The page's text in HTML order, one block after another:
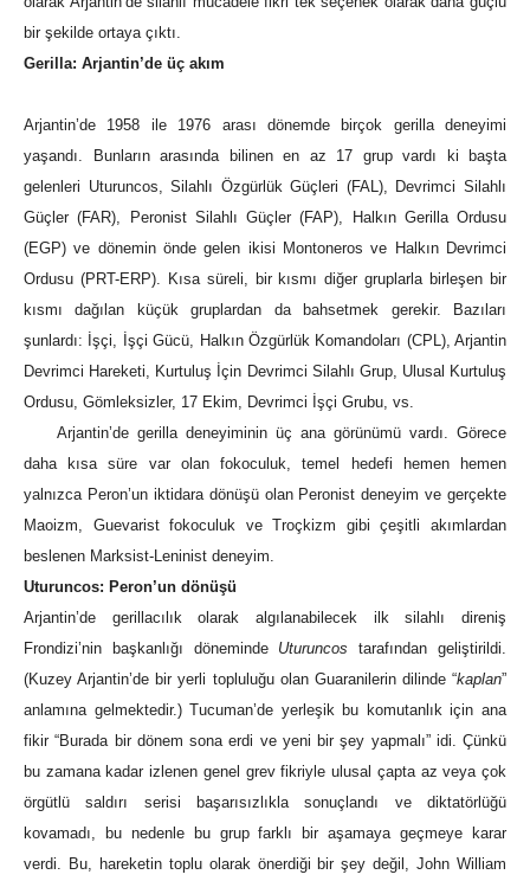
bir şekilde ortaya çıktı.
Gerilla: Arjantin’de üç akım
Arjantin’de 1958 ile 1976 arası dönemde birçok gerilla deneyimi
yaşandı. Bunların arasında bilinen en az 17 grup vardı ki başta
gelenleri Uturuncos, Silahlı Özgürlük Güçleri (FAL), Devrimci Silahlı
Güçler (FAR), Peronist Silahlı Güçler (FAP), Halkın Gerilla Ordusu
(EGP) ve dönemin önde gelen ikisi Montoneros ve Halkın Devrimci
Ordusu (PRT-ERP). Kısa süreli, bir kısmı diğer gruplarla birleşen bir
kısmı dağılan küçük gruplardan da bahsetmek gerekir. Bazıları
şunlardı: İşçi, İşçi Gücü, Halkın Özgürlük Komandoları (CPL), Arjantin
Devrimci Hareketi, Kurtuluş İçin Devrimci Silahlı Grup, Ulusal Kurtuluş
Ordusu, Gömleksizler, 17 Ekim, Devrimci İşçi Grubu, vs.
Arjantin’de gerilla deneyiminin üç ana görünümü vardı. Görece
daha kısa süre var olan fokoculuk, temel hedefi hemen hemen
yalnızca Peron’un iktidara dönüşü olan Peronist deneyim ve gerçekte
Maoizm, Guevarist fokoculuk ve Troçkizm gibi çeşitli akımlardan
beslenen Marksist-Leninist deneyim.
Uturuncos: Peron’un dönüşü
Arjantin’de gerillacılık olarak algılanabilecek ilk silahlı direniş
Frondizi’nin başkanlığı döneminde Uturuncos tarafından geliştirildi.
(Kuzey Arjantin’de bir yerli topluluğu olan Guaranilerin dilinde “kaplan”
anlamına gelmektedir.) Tucuman’de yerleşik bu komutanlık için ana
fikir “Burada bir dönem sona erdi ve yeni bir şey yapmalı” idi. Çünkü
bu zamana kadar izlenen genel grev fikriyle ulusal çapta az veya çok
örgütlü saldırı serisi başarısızlıkla sonuçlandı ve diktatörlüğü
kovamadı, bu nedenle bu grup farklı bir aşamaya geçmeye karar
verdi. Bu, hareketin toplu olarak önerdiği bir şey değil, John William